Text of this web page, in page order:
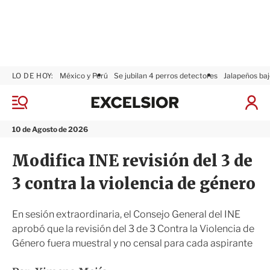
M
n
10 de Agosto de 2026
LO DE HOY: México y Perú Se jubilan 4 perros detectores Jalapeños
I
a
S
ó
n
x
i
o
r
Modifica INE revisión del 3 de
3 contra la violencia de género
En sesión extraordinaria, el Consejo General del INE
aprobó que la revisión del 3 de 3 Contra la Violencia de
Género fuera muestral y no censal para cada aspirante